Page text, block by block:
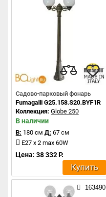
Садово-парковый фонарь
Fumagalli G25.158.S20.BYF1R
Коллекция: Globe 250
В наличии
В: 180 см Д: 67 см
E27 x 2 max 60W
Цена: 38 332 Р.
Купить
163490